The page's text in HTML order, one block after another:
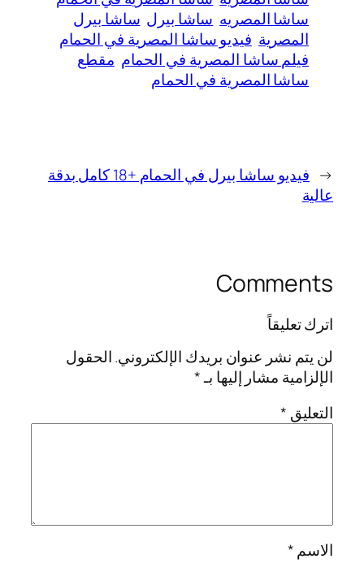
ساشا المصريه ساشا بيرل ساشا بيرل
المصرية فيديو ساشا المصرية في الحمام
فيلم ساشا المصرية في الحمام مقطع
ساشا المصرية في الحمام
←
فيديو ساشا بيرل في الحمام +18 كامل بدقة
عالية
Comments
اترك تعليقاً
لن يتم نشر عنوان بريدك الإلكتروني.الحقول
الإلزامية مشار إليها بـ*
التعليق *
الاسم*